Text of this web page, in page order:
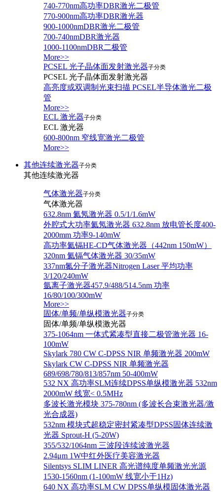
740-770nm高功率DBR激光二极管
770-900nm高功率DBR激光器
900-1000nmDBR激光二极管
700-740nmDBR激光器
1000-1100nmDBR二极管
More>>
PCSEL 光子晶体面发射激光器子分类
PCSEL 光子晶体面发射激光器
高亮度或双调制光束扫描 PCSEL半导体激光二极
管
More>>
ECL 激光器子分类
ECL 激光器
600-800nm 窄线宽激光二极管
More>>
其他连续激光器子分类
其他连续激光器
气体激光器子分类
气体激光器
632.8nm 氦氖激光器 0.5/1/1.6mW
外腔式大功率氦氖激光器 632.8nm 放电管长度400-
2000mm 功率9-140mW
高功率氦镉HE-CD气体激光器（442nm 150mW）
320nm 氦镉气体激光器 30/35mW
337nm氮分子激光器Nitrogen Laser 平均功率
3/120/240mW
氩离子激光器457.9/488/514.5nm 功率
16/80/100/300mW
More>>
固体/单频/单纵模激光器子分类
固体/单频/单纵模激光器
375-1064nm 一体式紧凑型直接二极管激光器 16-
100mW
Skylark 780 CW C-DPSS NIR 单频激光器 200mW
Skylark CW C-DPSS NIR 单频激光器
689/698/780/813/857nm 50-400mW
532 NX 高功率SLM连续DPSS单纵模激光器 532nm
2000mW 线宽< 0.5MHz
多波长激光模块 375-780nm (多波长合束激光器/激
光合成器)
532nm 模块式超稳定密封紧凑型DPSS固体连续激
光器 Sprout-H (5-20W)
355/532/1064nm 三波段连续波激光器
2.94μm 1W中红外医疗美容激光器
Silentsys SLIM LINER 高光谱纯度单频激光光源
1530-1560nm (1-100mW 线宽小于1Hz)
640 NX 高功率SLM CW DPSS单纵模固体激光器